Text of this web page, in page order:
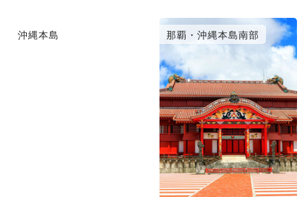
沖縄本島 那覇・沖縄本島南部